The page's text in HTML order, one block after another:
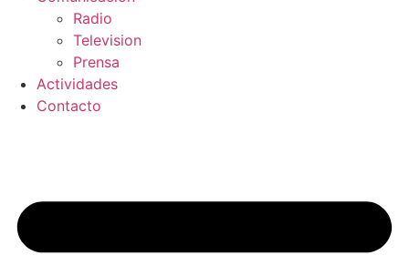
Radio
Television
Prensa
Actividades
Contacto